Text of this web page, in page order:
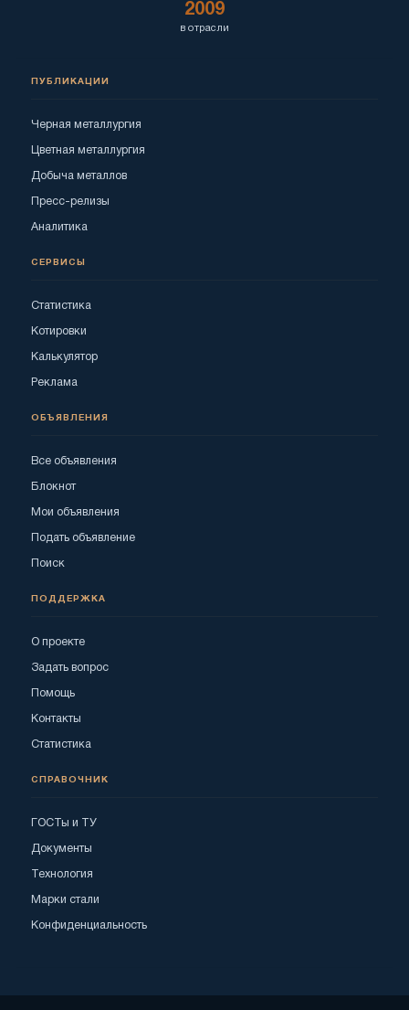
2009
в отрасли
ПУБЛИКАЦИИ
Черная металлургия
Цветная металлургия
Добыча металлов
Пресс-релизы
Аналитика
СЕРВИСЫ
Статистика
Котировки
Калькулятор
Реклама
ОБЪЯВЛЕНИЯ
Все объявления
Блокнот
Мои объявления
Подать объявление
Поиск
ПОДДЕРЖКА
О проекте
Задать вопрос
Помощь
Контакты
Статистика
СПРАВОЧНИК
ГОСТы и ТУ
Документы
Технология
Марки стали
Конфиденциальность